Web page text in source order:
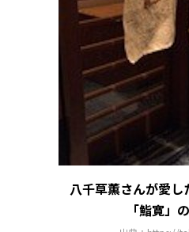
八千草薫さんが愛し
「鮨寛」